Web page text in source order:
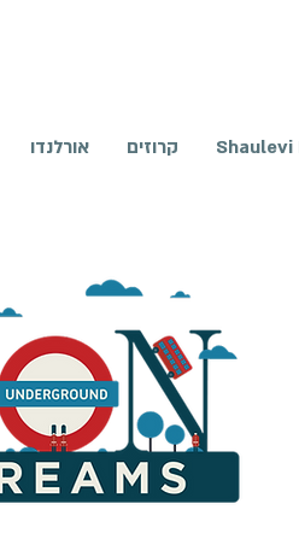
Shaulevi קרוזים אורלנדו